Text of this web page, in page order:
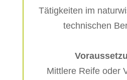
Tätigkeiten im
technischen
Mittlere Reife oder